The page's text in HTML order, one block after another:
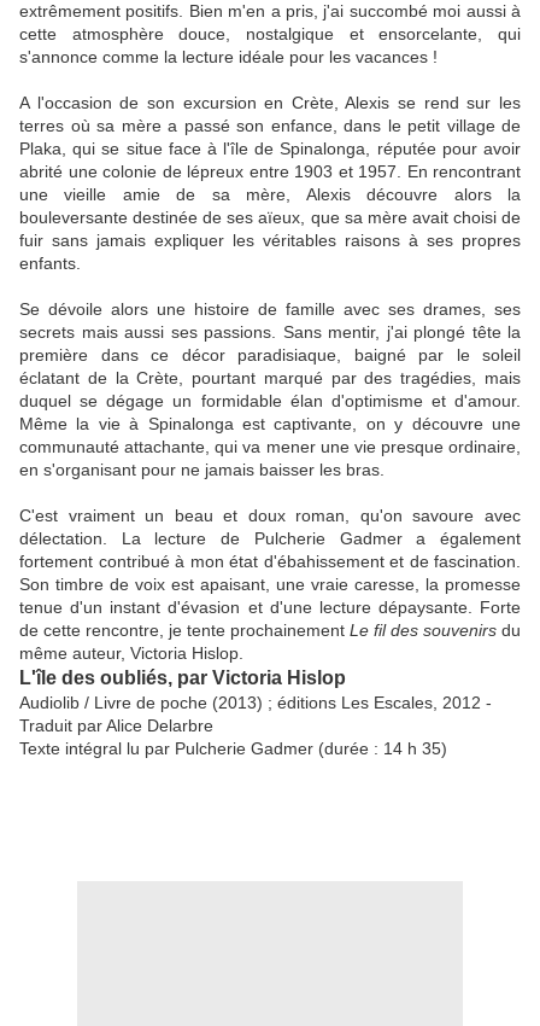
extrêmement positifs. Bien m'en a pris, j'ai succombé moi aussi à
cette atmosphère douce, nostalgique et ensorcelante, qui
s'annonce comme la lecture idéale pour les vacances !
A l'occasion de son excursion en Crète, Alexis se rend sur les
terres où sa mère a passé son enfance, dans le petit village de
Plaka, qui se situe face à l'île de Spinalonga, réputée pour avoir
abrité une colonie de lépreux entre 1903 et 1957. En rencontrant
une vieille amie de sa mère, Alexis découvre alors la
bouleversante destinée de ses aïeux, que sa mère avait choisi de
fuir sans jamais expliquer les véritables raisons à ses propres
enfants.
Se dévoile alors une histoire de famille avec ses drames, ses
secrets mais aussi ses passions. Sans mentir, j'ai plongé tête la
première dans ce décor paradisiaque, baigné par le soleil
éclatant de la Crète, pourtant marqué par des tragédies, mais
duquel se dégage un formidable élan d'optimisme et d'amour.
Même la vie à Spinalonga est captivante, on y découvre une
communauté attachante, qui va mener une vie presque ordinaire,
en s'organisant pour ne jamais baisser les bras.
C'est vraiment un beau et doux roman, qu'on savoure avec
délectation. La lecture de Pulcherie Gadmer a également
fortement contribué à mon état d'ébahissement et de fascination.
Son timbre de voix est apaisant, une vraie caresse, la promesse
tenue d'un instant d'évasion et d'une lecture dépaysante. Forte
de cette rencontre, je tente prochainement Le fil des souvenirs du
même auteur, Victoria Hislop.
L'île des oubliés, par Victoria Hislop
Audiolib / Livre de poche (2013) ; éditions Les Escales, 2012 -
Traduit par Alice Delarbre
Texte intégral lu par Pulcherie Gadmer (durée : 14 h 35)